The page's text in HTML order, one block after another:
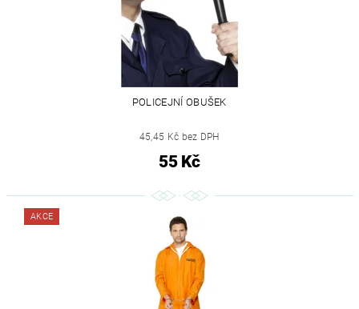
POLICEJNÍ OBUŠEK
45,45 Kč bez DPH
55 Kč
AKCE